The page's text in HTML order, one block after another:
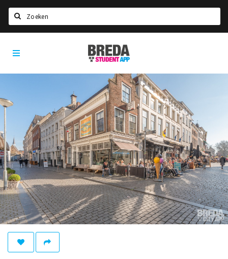
HOME
Welcome in Breda
Student associations
Student council
Student routes
New in town? Check FAQ!
LIVING IN BREDA
Housing
Registering municipality
Health insurance
Breda
Student